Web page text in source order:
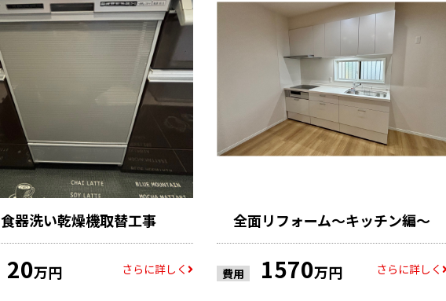
食器洗い乾燥機取替工事
20万円 さらに詳しく
全面リフォーム～キッチン編～
費用 1570万円 さらに詳しく